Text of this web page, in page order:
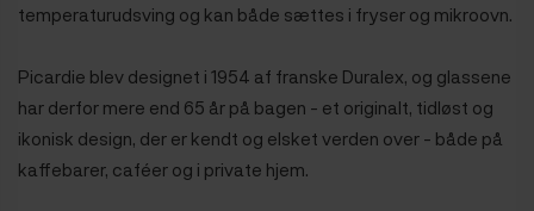
temperaturudsving og kan både sættes i fryser og mikroovn.
Picardie blev designet i 1954 af franske Duralex, og glassene
har derfor mere end 65 år på bagen - et originalt, tidløst og
ikonisk design, der er kendt og elsket verden over - både på
kaffebarer, caféer og i private hjem.